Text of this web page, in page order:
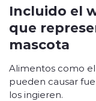
Incluido el
que
mascota
Alimentos como el
pueden causar
los ingieren.